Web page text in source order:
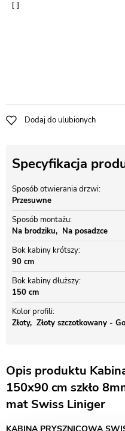
Dodaj do ulubionych
Specyfikacja
Sposób otwierania drzwi
Przesuwne
Sposób montażu
Na brodziku
Na posadzce
Bok kabiny krótszy
90 cm
Bok kabiny dłuższy
150 cm
Kolor profili
Złoty
Złoty szczotkowany -
Opis produktu
150x90 cm szkło
mat Swiss Liniger